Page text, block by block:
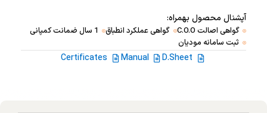
آپشنال محصول بهمراه:
گواهی اصالت C.O.O گواهی عملکرد انطباق
1 سال ضمانت کمپانی
ثبت سامانه مودیان
D.Sheet
Manual
Certificates